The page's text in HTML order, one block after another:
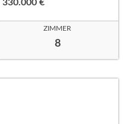
330.000 €
ZIMMER
8